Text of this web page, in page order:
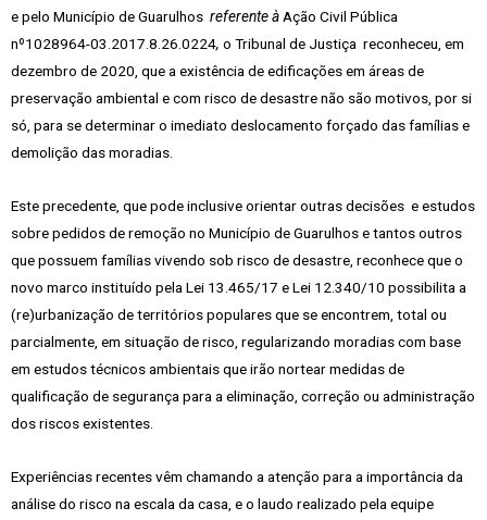
e pelo Município de Guarulhos referente à Ação Civil Pública
nº1028964-03.2017.8.26.0224, o Tribunal de Justiça reconheceu, em
dezembro de 2020, que a existência de edificações em áreas de
preservação ambiental e com risco de desastre não são motivos, por si
só, para se determinar o imediato deslocamento forçado das famílias e
demolição das moradias.
Este precedente, que pode inclusive orientar outras decisões e estudos
sobre pedidos de remoção no Município de Guarulhos e tantos outros
que possuem famílias vivendo sob risco de desastre, reconhece que o
novo marco instituído pela Lei 13.465/17 e Lei 12.340/10 possibilita a
(re)urbanização de territórios populares que se encontrem, total ou
parcialmente, em situação de risco, regularizando moradias com base
em estudos técnicos ambientais que irão nortear medidas de
qualificação de segurança para a eliminação, correção ou administração
dos riscos existentes.
Experiências recentes vêm chamando a atenção para a importância da
análise do risco na escala da casa, e o laudo realizado pela equipe